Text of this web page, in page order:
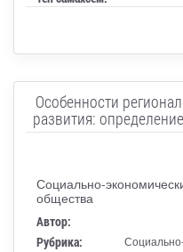
Особенности
развития:
Социально-
общества
Автор:
Рубрика: